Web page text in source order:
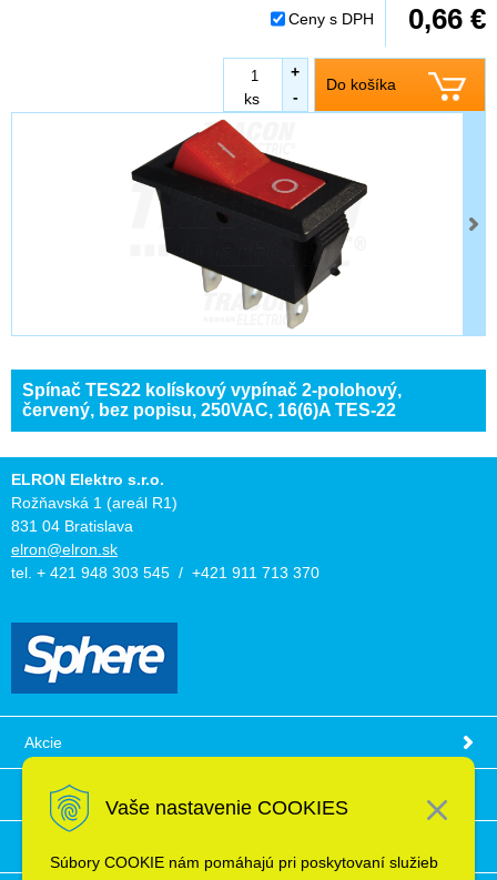
Vaše nastavenie COOKIES
Súbory COOKIE nám pomáhajú pri poskytovaní služieb
Ceny s DPH 0,66 €
Do košíka
-
ks
+
Spínač TES22 kolískový vypínač 2-polohový,
červený, bez popisu, 250VAC, 16(6)A TES-22
ELRON Elektro s.r.o.
Rožňavská 1 (areál R1)
831 04 Bratislava
elron@elron.sk
tel. + 421 948 303 545 / +421 911 713 370
Akcie
Obchodné podmienky